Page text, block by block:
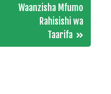
Waanzisha Mfumo
Rahisishi wa
Taarifa